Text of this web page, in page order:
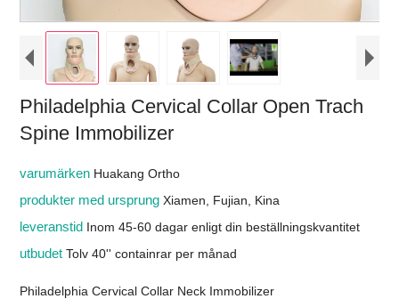
Philadelphia Cervical Collar Open Trach
Spine Immobilizer
varumärken Huakang Ortho
produkter med ursprungXiamen, Fujian, Kina
leveranstid Inom 45-60 dagar enligt din beställningskvantitet
utbudetTolv 40'' containrar per månad
Philadelphia Cervical Collar Neck Immobilizer